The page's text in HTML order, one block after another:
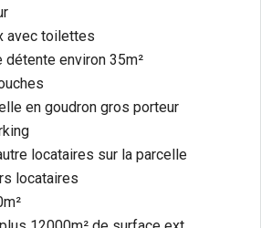
avec toilettes
environ 35m²
en goudron gros porteur
locataires sur la parcelle
locataires